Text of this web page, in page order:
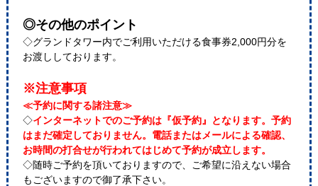
◎その他のポイント
◇グランドタワー内でご利用いただける食事券2,000円分を
お渡ししております。
※注意事項
≪予約に関する諸注意≫
◇インターネットでのご予約は『仮予約』となります。予約
はまだ確定しておりません。電話またはメールによる確認、
お時間の打合せが行われてはじめて予約が成立します。
◇随時ご予約を頂いておりますので、ご希望に沿えない場合
もございますので御了承下さい。